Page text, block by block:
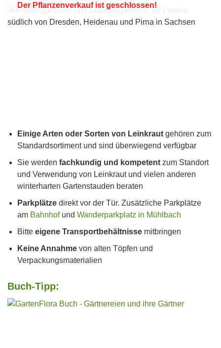
Der Pflanzenverkauf ist geschlossen!
Einige Arten oder Sorten von Leinkraut gehören zum
Standardsortiment und sind überwiegend verfügbar
Sie werden fachkundig und kompetent zum Standort
und Verwendung von Leinkraut und vielen anderen
winterharten Gartenstauden beraten
Parkplätze direkt vor der Tür. Zusätzliche Parkplätze
am Bahnhofund Wanderparkplatz in Mühlbach
Bitte eigene Transportbehältnisse mitbringen
Keine Annahme von alten Töpfen und
Verpackungsmaterialien
Buch-Tipp: